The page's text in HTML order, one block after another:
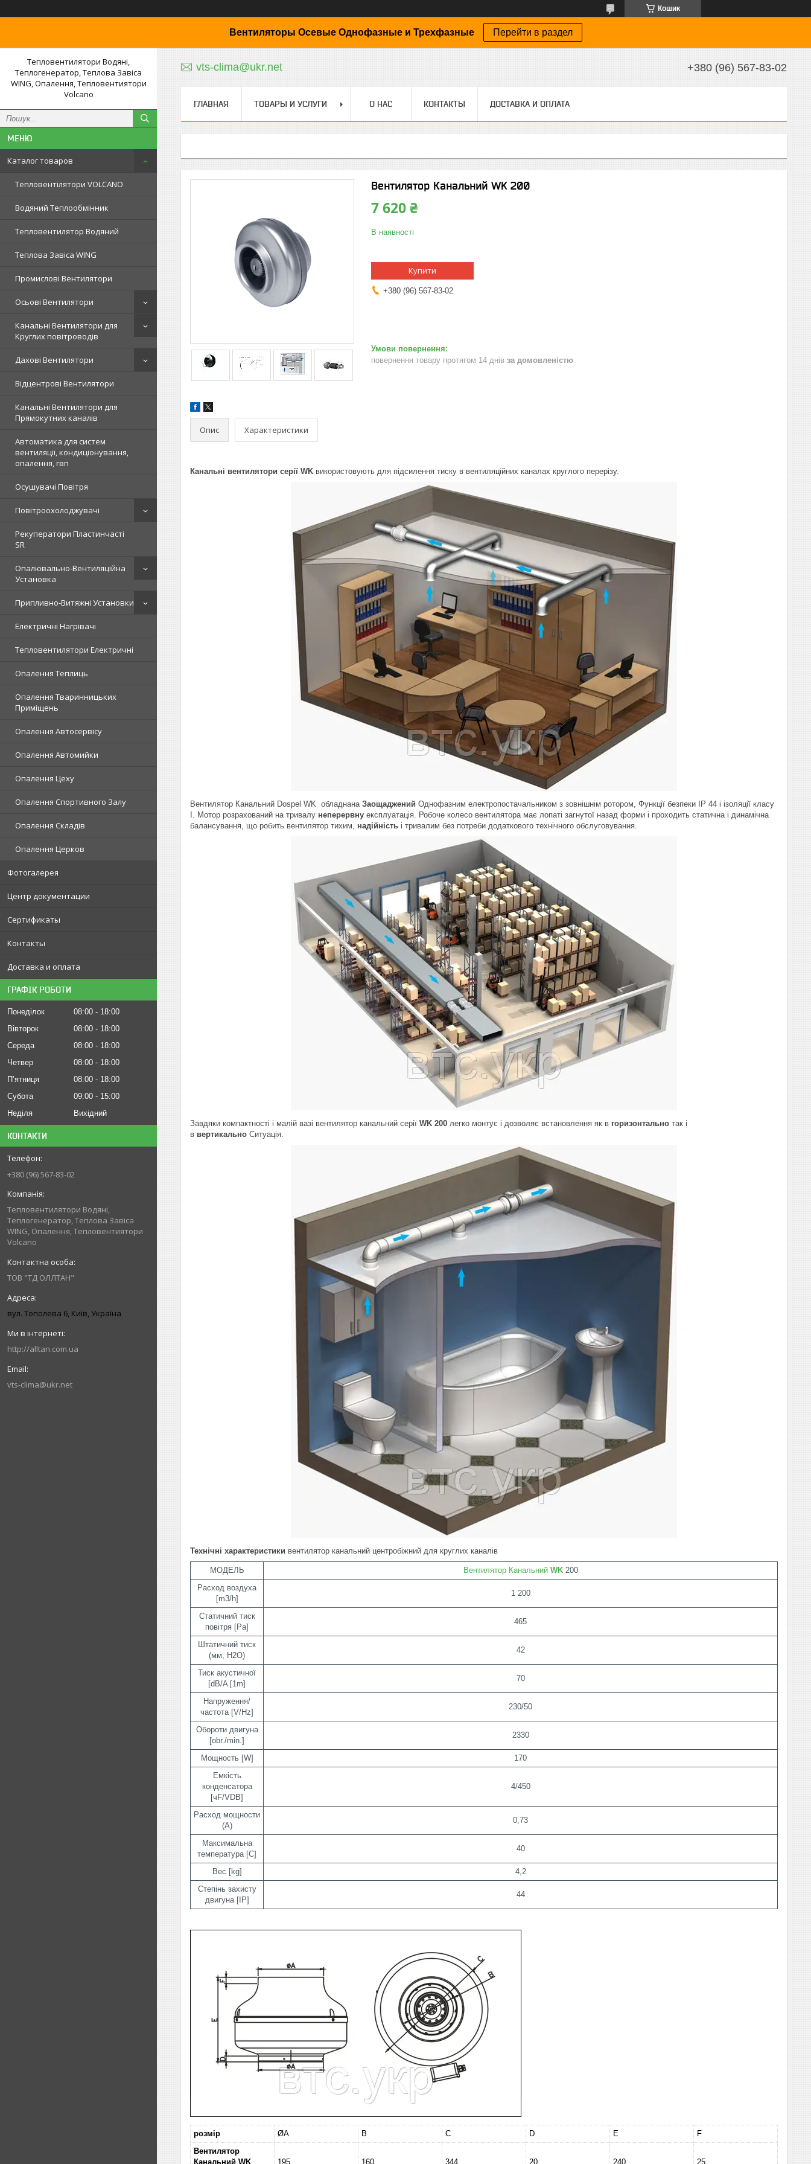
Кошик
Вентиляторы Осевые Однофазные и Трехфазные Перейти в раздел
Тепловентилятори Водяні,
Теплогенератор, Теплова Завіса
WING, Опалення, Тепловентиятори
Volcano
Каталог товаров
Тепловентілятори VOLCANO
Водяний Теплообмінник
Тепловентилятор Водяний
Теплова Завіса WING
Промислові Вентилятори
Осьові Вентилятори
Канальні Вентилятори для
Круглих повітроводів
Дахові Вентилятори
Відцентрові Вентилятори
Канальні Вентилятори для
Прямокутних каналів
Автоматика для систем
вентиляції, кондиціонування,
опалення, гвп
Осушувачі Повітря
Повітроохолоджувачі
Рекуператори Пластинчасті
SR
Опалювально-Вентиляційна
Установка
Припливно-Витяжні Установки
Електричні Нагрівачі
Тепловентилятори Електричні
Опалення Теплиць
Опалення Тваринницьких
Приміщень
Опалення Автосервісу
Опалення Автомийки
Опалення Цеху
Опалення Спортивного Залу
Опалення Складів
Опалення Церков
Фотогалерея
Центр документации
Сертификаты
Контакты
Доставка и оплата
ГРАФІК РОБОТИ
Понеділок 08:00
18:00
Вівторок
08:00
18:00
Середа
08:00
18:00
Четвер
08:00
18:00
Пʼятниця
08:00
18:00
Субота
09:00
15:00
Неділя
Вихідний
КОНТАКТИ
+380 (96) 567-83-02
Тепловентилятори Водяні,
Теплогенератор, Теплова Завіса
WING, Опалення, Тепловентиятори
Volcano
ТОВ "ТД ОЛЛТАН"
вул. Тополева 6, Київ, Україна
http://alltan.com.ua
vts-clima@ukr.net
vts-clima@ukr.net +380 (96) 567-83-02
ГЛАВНАЯ ТОВАРЫ И УСЛУГИ О НАС КОНТАКТЫ ДОСТАВКА И ОПЛАТА
Вентилятор Канальний WK 200
7 620 ₴
В наявності
Купити
+380 (96) 567-83-02
повернення товару протягом 14 днів за домовленістю
Опис Характеристики
Канальні вентилятори серії WK використовують для підсилення тиску в вентиляційних каналах круглого перерізу.
Вентилятор Канальний Dospel WK обладнана Заощаджений Однофазним електропостачальником з зовнішнім ротором, Функції безпеки IP 44 і ізоляції класу
I. Мотор розрахований на тривалу неперервну експлуатація. Робоче колесо вентилятора має лопаті загнутої назад форми і проходить статична і динамічна
балансування, що робить вентилятор тихим, надійність і тривалим без потреби додаткового технічного обслуговування.
Завдяки компактності і малій вазі вентилятор канальний серії WK 200 легко монтує і дозволяє встановлення як в горизонтально так і
в вертикально Ситуація.
Технічні характеристики вентилятор канальний центробіжний для круглих каналів
МОДЕЛЬ Вентилятор Канальний WK200
Расход воздуха
[m3/h]
1 200
Статичний тиск
повітря [Pa]
465
Штатичний тиск
(мм, H2O)
42
Тиск акустичної
[dB/A [1m]
70
Напруження/
частота [V/Hz]
230/50
Обороти двигуна
[obr./min.]
2330
Мощность [W]
170
Емкість
конденсатора
[чF/VDB]
4/450
Расход мощности
(А)
0,73
Максимальна
температура [C]
40
Вес [kg]
4,2
Степінь захисту
двигуна [IP]
44
розмір ØA B C D E
F
Вентилятор
Канальний WK
195 160 344 20 240 25